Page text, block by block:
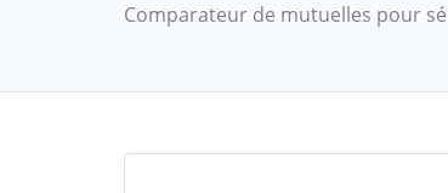
Comparateur de mutuelles pour